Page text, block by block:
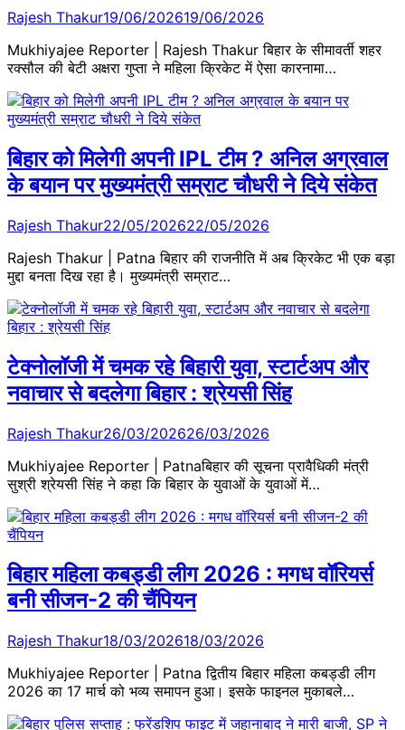
Rajesh Thakur19/06/202619/06/2026
Mukhiyajee Reporter | Rajesh Thakur बिहार के सीमावर्ती शहर
रक्सौल की बेटी अक्षरा गुप्ता ने महिला क्रिकेट में ऐसा कारनामा…
बिहार को मिलेगी अपनी IPL टीम ? अनिल अग्रवाल
के बयान पर मुख्यमंत्री सम्राट चौधरी ने दिये संकेत
Rajesh Thakur22/05/202622/05/2026
Rajesh Thakur | Patna बिहार की राजनीति में अब क्रिकेट भी एक बड़ा
मुद्दा बनता दिख रहा है। मुख्यमंत्री सम्राट…
टेक्नोलॉजी में चमक रहे बिहारी युवा, स्टार्टअप और
नवाचार से बदलेगा बिहार : श्रेयसी सिंह
Rajesh Thakur26/03/202626/03/2026
Mukhiyajee Reporter | Patnaबिहार की सूचना प्रावैधिकी मंत्री
सुश्री श्रेयसी सिंह ने कहा कि बिहार के युवाओं के युवाओं में…
बिहार महिला कबड्डी लीग 2026 : मगध वॉरियर्स
बनी सीजन-2 की चैंपियन
Rajesh Thakur18/03/202618/03/2026
Mukhiyajee Reporter | Patna द्वितीय बिहार महिला कबड्डी लीग
2026 का 17 मार्च को भव्य समापन हुआ। इसके फाइनल मुकाबले…